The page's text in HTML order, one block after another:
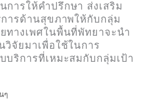
การให้คำปรึกษา ส่งเสริม
การด้านสุขภาพให้กับกลุ่ม
ทางเพศในพื้นที่พัทยาจะนำ
วิจัยมาเพื่อใช้ในการ
บริการที่เหมะสมกับกลุ่มเป้า
ๆ